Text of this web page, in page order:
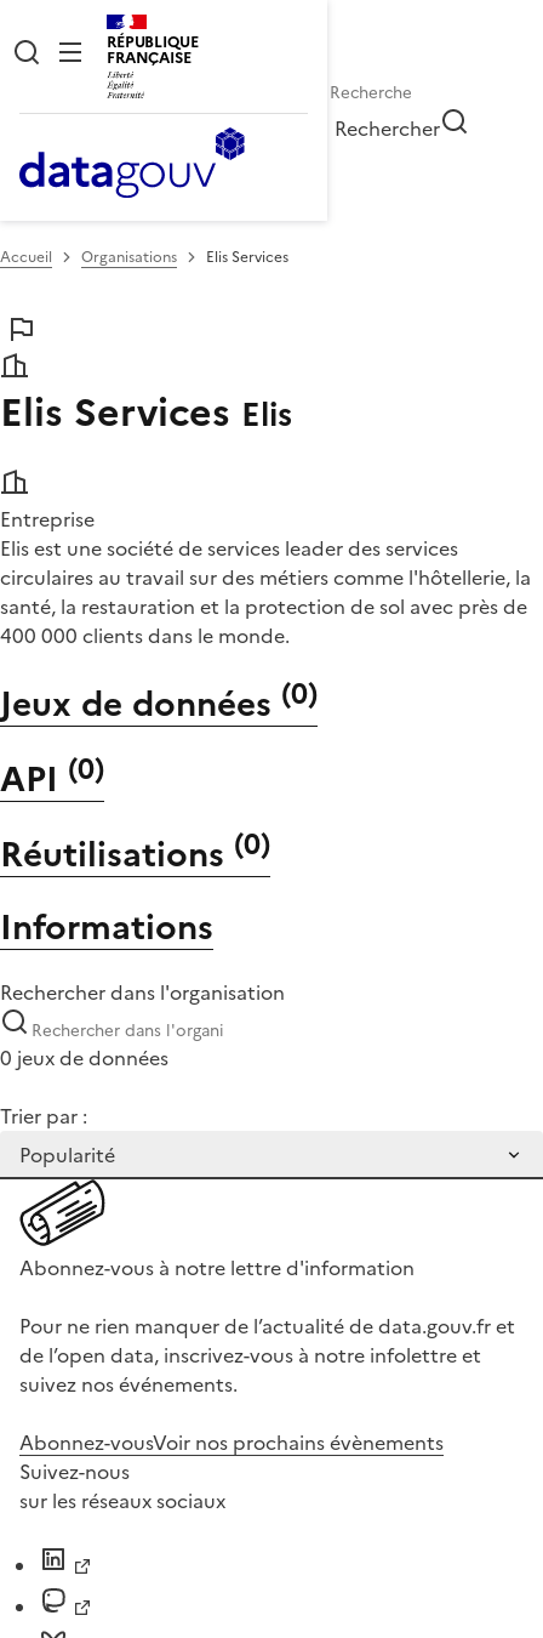
RÉPUBLIQUE
FRANÇAISE
Rechercher
Accueil Organisations Elis Services
Elis Services Elis
Entreprise
Elis est une société de services leader des services
circulaires au travail sur des métiers comme l'hôtellerie, la
santé, la restauration et la protection de sol avec près de
400 000 clients dans le monde.
Jeux de données (0)
API (0)
Réutilisations (0)
Informations
Rechercher dans l'organisation
0 jeux de données
Trier par :
Abonnez-vous à notre lettre d'information
Pour ne rien manquer de l’actualité de data.gouv.fr et
de l’open data, inscrivez-vous à notre infolettre et
suivez nos événements.
Abonnez-vousVoir nos prochains évènements
Suivez-nous
sur les réseaux sociaux